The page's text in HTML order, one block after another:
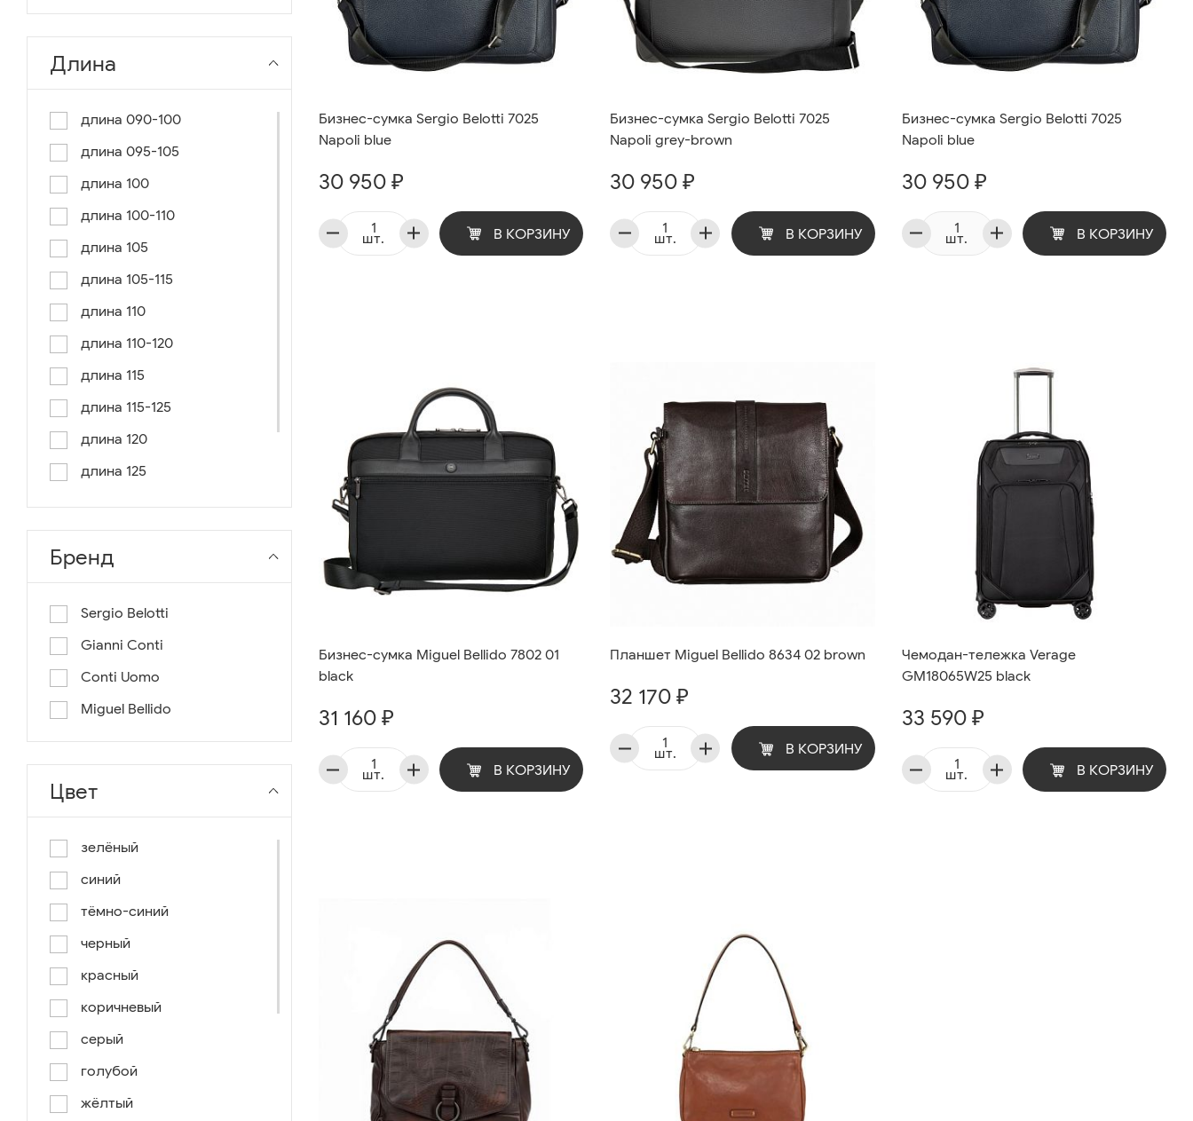
Длина
длина 090-100
длина 095-105
длина 100
длина 100-110
длина 105
длина 105-115
длина 110
длина 110-120
длина 115
длина 115-125
длина 120
длина 125
длина 130
длина 135
Бренд
Sergio Belotti
Gianni Conti
Conti Uomo
Miguel Bellido
Цвет
зелёный
синий
тёмно-синий
черный
красный
коричневый
серый
голубой
жёлтый
Бизнес-сумка Sergio Belotti 7025
Napoli blue
30 950 ₽
шт. В КОРЗИНУ
Бизнес-сумка Sergio Belotti 7025
Napoli grey-brown
30 950 ₽
шт. В КОРЗИНУ
Бизнес-сумка Sergio Belotti 7025
Napoli blue
30 950 ₽
шт. В КОРЗИНУ
Бизнес-сумка Miguel Bellido 7802 01
black
31 160 ₽
шт. В КОРЗИНУ
Планшет Miguel Bellido 8634 02 brown
32 170 ₽
шт. В КОРЗИНУ
Чемодан-тележка Verage
GM18065W25 black
33 590 ₽
шт. В КОРЗИНУ